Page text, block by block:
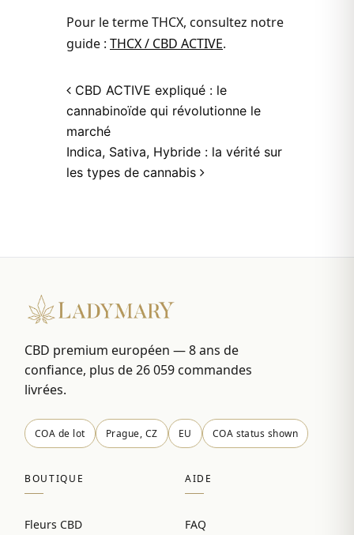
Pour le terme THCX, consultez notre
guide : THCX / CBD ACTIVE.
Post navigation
CBD ACTIVE expliqué : le
cannabinoïde qui révolutionne le
marché
Indica, Sativa, Hybride : la vérité sur
les types de cannabis
CBD premium européen — 8 ans de
confiance, plus de 26 059 commandes
livrées.
COA de lot Prague, CZ EU COA status shown
BOUTIQUE
Fleurs CBD
AIDE
FAQ